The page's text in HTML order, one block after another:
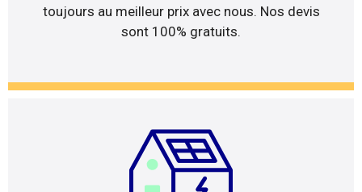
toujours au meilleur prix avec nous. Nos devis
sont 100% gratuits.